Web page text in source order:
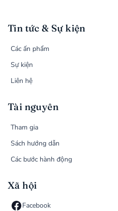
Tin tức & Sự kiện
Các ấn phẩm
Sự kiện
Liên hệ
Tài nguyên
Tham gia
Sách hướng dẫn
Các bước hành động
Xã hội
Facebook